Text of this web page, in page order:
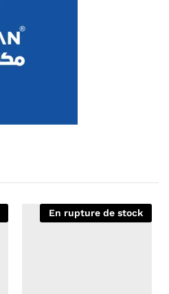
En rupture de stock